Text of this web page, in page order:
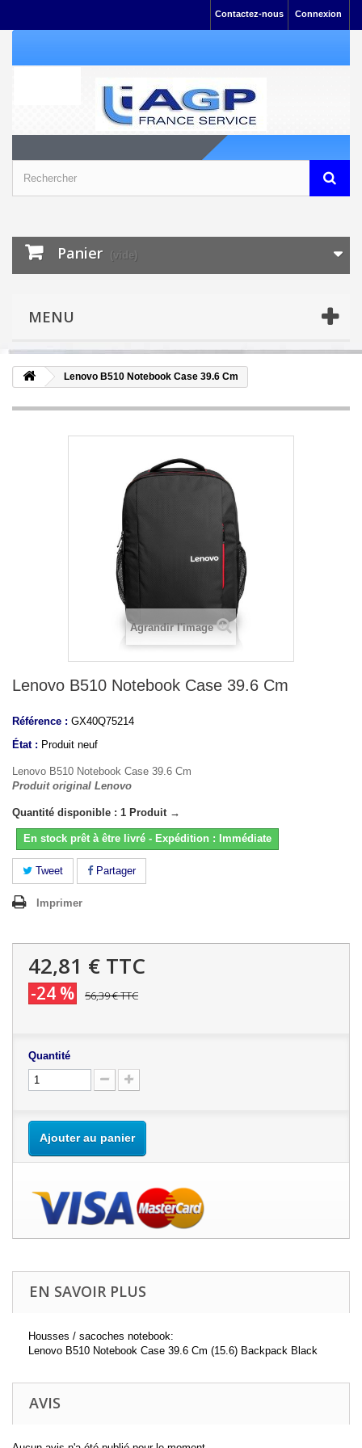
Connexion
Contactez-nous
Panier (vide)
MENU
Lenovo B510 Notebook Case 39.6 Cm
Agrandir l'image
Lenovo B510 Notebook Case 39.6 Cm
Référence : GX40Q75214
État : Produit neuf
Lenovo B510 Notebook Case 39.6 Cm
Produit original Lenovo
Quantité disponible : 1 Produit →
En stock prêt à être livré - Expédition : Immédiate
Tweet Partager
Imprimer
42,81 € TTC
-24 % 56,39 €TTC
Quantité
Ajouter au panier
EN SAVOIR PLUS
Housses / sacoches notebook:
Lenovo B510 Notebook Case 39.6 Cm (15.6) Backpack Black
AVIS